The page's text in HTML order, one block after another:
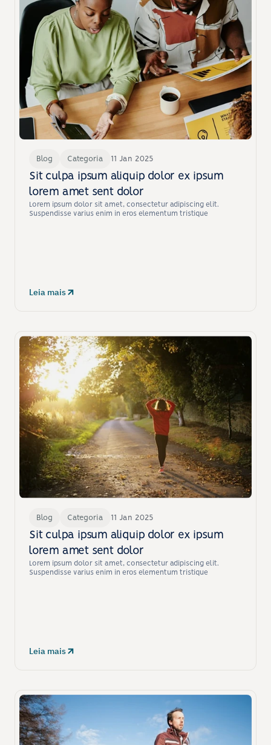
Descubra insights valiosos sobre tecnologia hospitalar.
Blog Categoria 11 Jan 2025
Sit culpa ipsum aliquip dolor ex ipsum
lorem amet sent dolor
Lorem ipsum dolor sit amet, consectetur adipiscing elit.
Suspendisse varius enim in eros elementum tristique
Leia mais
Blog Categoria 11 Jan 2025
Sit culpa ipsum aliquip dolor ex ipsum
lorem amet sent dolor
Lorem ipsum dolor sit amet, consectetur adipiscing elit.
Suspendisse varius enim in eros elementum tristique
Leia mais